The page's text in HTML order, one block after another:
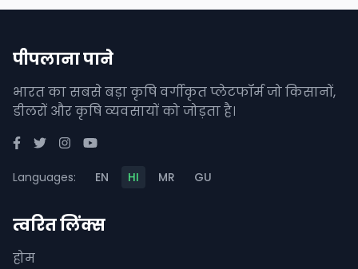
पीपलाना पाने
भारत का सबसे बड़ा कृषि वर्गीकृत प्लेटफॉर्म जो किसानों,
डीलरों और कृषि व्यवसायों को जोड़ता है।
Languages: EN HI MR GU
त्वरित लिंक्स
होम